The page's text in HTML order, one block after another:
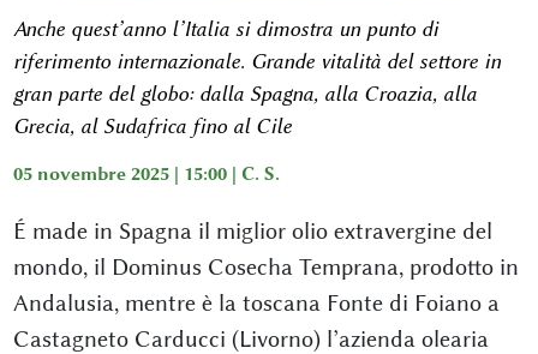
Anche quest’anno l’Italia si dimostra un punto di
riferimento internazionale. Grande vitalità del settore in
gran parte del globo: dalla Spagna, alla Croazia, alla
Grecia, al Sudafrica fino al Cile
05 novembre 2025 | 15:00 | C. S.
É made in Spagna il miglior olio extravergine del
mondo, il Dominus Cosecha Temprana, prodotto in
Andalusia, mentre è la toscana Fonte di Foiano a
Castagneto Carducci (Livorno) l’azienda olearia